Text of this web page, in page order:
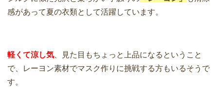
感があって夏の衣類として活躍しています。
軽くて涼し気 、見た目もちょっと上品になるということ
で、レーヨン素材でマスク作りに挑戦する方もいるそうで
す。